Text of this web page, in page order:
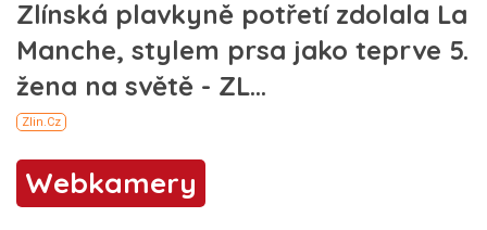
Webkamery